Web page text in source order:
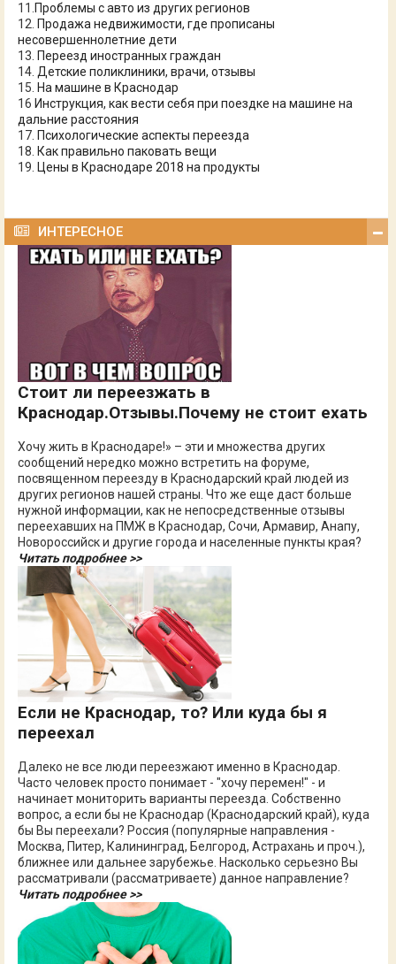
11. Проблемы с авто из других регионов
12. Продажа недвижимости, где прописаны
несовершеннолетние дети
13. Переезд иностранных граждан
14. Детские поликлиники, врачи, отзывы
15. На машине в Краснодар
16 Инструкция, как вести себя при поездке на машине на
дальние расстояния
17. Психологические аспекты переезда
18. Как правильно паковать вещи
19. Цены в Краснодаре 2018 на продукты
ИНТЕРЕСНОЕ
Стоит ли переезжать в
Краснодар.Отзывы.Почему не стоит ехать
Хочу жить в Краснодаре!» – эти и множества других
сообщений нередко можно встретить на форуме,
посвященном переезду в Краснодарский край людей из
других регионов нашей страны. Что же еще даст больше
нужной информации, как не непосредственные отзывы
переехавших на ПМЖ в Краснодар, Сочи, Армавир, Анапу,
Новороссийск и другие города и населенные пункты края?
Читать подробнее >>
Если не Краснодар, то? Или куда бы я
переехал
Далеко не все люди переезжают именно в Краснодар.
Часто человек просто понимает - "хочу перемен!" - и
начинает мониторить варианты переезда. Собственно
вопрос, а если бы не Краснодар (Краснодарский край), куда
бы Вы переехали? Россия (популярные направления -
Москва, Питер, Калининград, Белгород, Астрахань и проч.),
ближнее или дальнее зарубежье. Насколько серьезно Вы
рассматривали (рассматриваете) данное направление?
Читать подробнее >>